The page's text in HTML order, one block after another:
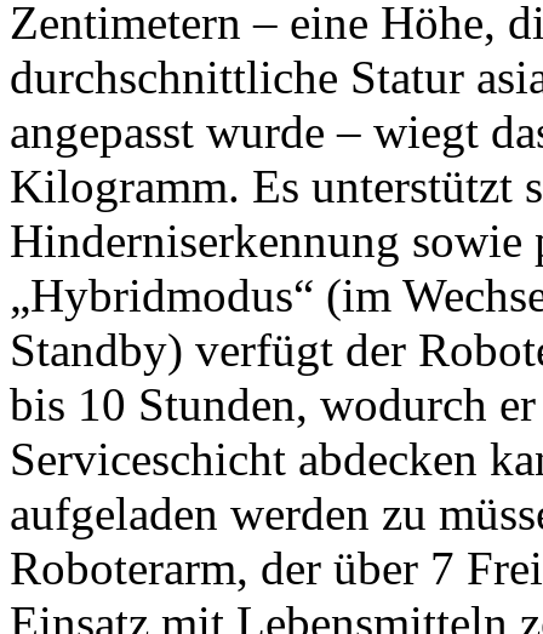
Zentimetern – eine Höhe,
durchschnittliche Statur
angepasst wurde – wiegt
Kilogramm. Es unterstützt
Hinderniserkennung sowie
„Hybridmodus“ (im
Standby) verfügt der
bis 10 Stunden, wodurch
Serviceschicht abdecken
aufgeladen werden zu
Roboterarm, der über 7
Einsatz mit Lebensmitteln